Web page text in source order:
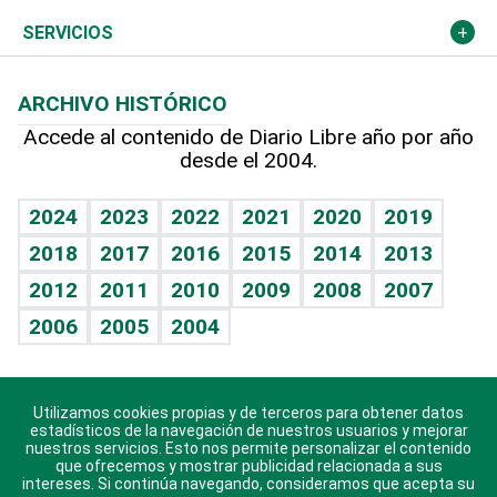
Resto del mundo
Economía personal
Podcast Arte Libre
Hablando con el pediatra
Vida y familia
Eñe
Celebrando la vida
Sin complejos
En pocas palabras
Escuchando al corazón
Economía Personal
Más deportes
Línea de hit
TBT Deportivo
Columnistas
Más firmas
Cambio climático
Opinión
Hecho en casa
Guía del dinero
SERVICIOS
Cumpleaños
Horóscopos
Crucigramas
ARCHIVO HISTÓRICO
Accede al contenido de Diario Libre año por año
desde el 2004.
2024 2023 2022 2021 2020
2019
2018
2017 2016 2015 2014
2013
2012
2011 2010 2009 2008
2007
2006
2005 2004
Descarga nuestras aplicaciones para Android, iOS y
sistema Huawei.
Utilizamos cookies propias y de terceros para obtener datos
estadísticos de la navegación de nuestros usuarios y mejorar
nuestros servicios. Esto nos permite personalizar el contenido
que ofrecemos y mostrar publicidad relacionada a sus
intereses. Si continúa navegando, consideramos que acepta su